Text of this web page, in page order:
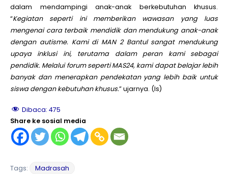
dalam mendampingi anak-anak berkebutuhan khusus.
“Kegiatan seperti ini memberikan wawasan yang luas
mengenai cara terbaik mendidik dan mendukung anak-anak
dengan autisme. Kami di MAN 2 Bantul sangat mendukung
upaya inklusi ini, terutama dalam peran kami sebagai
pendidik. Melalui forum seperti MAS24, kami dapat belajar lebih
banyak dan menerapkan pendekatan yang lebih baik untuk
siswa dengan kebutuhan khusus.” ujarnya. (Is)
Dibaca: 475
Share ke sosial media
Tags: Madrasah